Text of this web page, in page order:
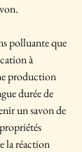
polluante que
à
production
durée de
un savon de
la réaction